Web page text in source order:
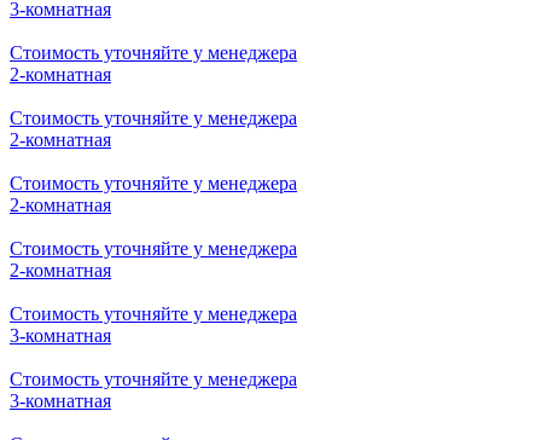
2-комнатная
Стоимость уточняйте у менеджера
2-комнатная
Стоимость уточняйте у менеджера
2-комнатная
Стоимость уточняйте у менеджера
3-комнатная
Стоимость уточняйте у менеджера
3-комнатная
Стоимость уточняйте у менеджера
2-комнатная
Стоимость уточняйте у менеджера
2-комнатная